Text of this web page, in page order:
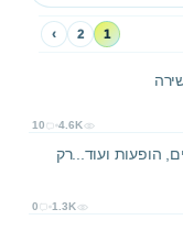
1
2
›
10 4.6K
הופעות ועוד...רק
0 1.3K